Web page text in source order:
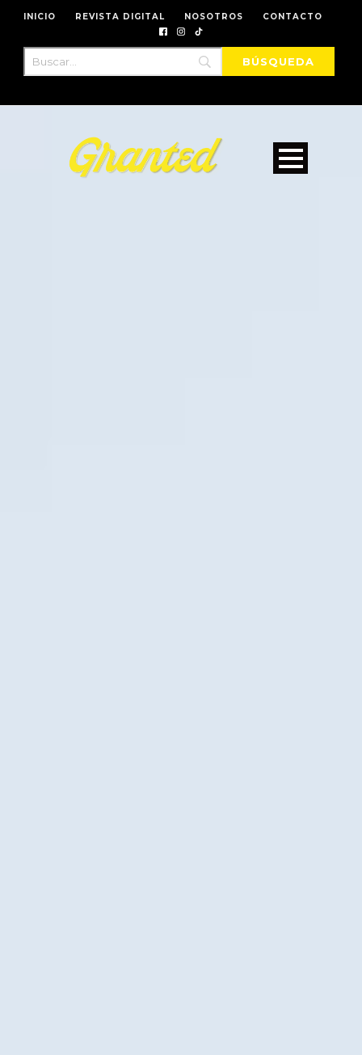
INICIO REVISTA DIGITAL NOSOTROS CONTACTO